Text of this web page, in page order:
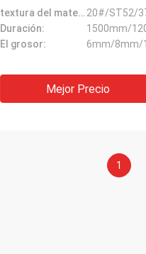
textura del material: 20#/ST52/
Duración:
1500mm/
El grosor:
6mm/8mm/
Mejor Precio
1